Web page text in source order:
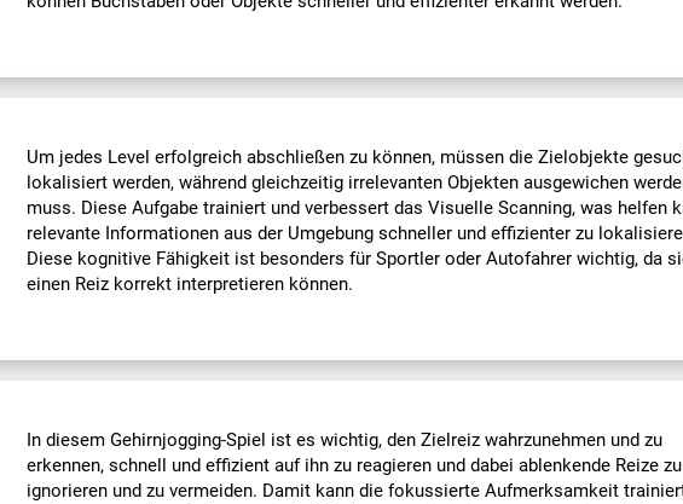
Um jedes Level erfolgreich abschließen zu können, müssen die Zielobjekte
lokalisiert werden, während gleichzeitig irrelevanten Objekten ausgewichen
muss. Diese Aufgabe trainiert und verbessert das Visuelle Scanning, was helfen
relevante Informationen aus der Umgebung schneller und effizienter zu
Diese kognitive Fähigkeit ist besonders für Sportler oder Autofahrer wichtig, da
einen Reiz korrekt interpretieren können.
In diesem Gehirnjogging-Spiel ist es wichtig, den Zielreiz wahrzunehmen und zu
erkennen, schnell und effizient auf ihn zu reagieren und dabei ablenkende Reize zu
ignorieren und zu vermeiden. Damit kann die fokussierte Aufmerksamkeit